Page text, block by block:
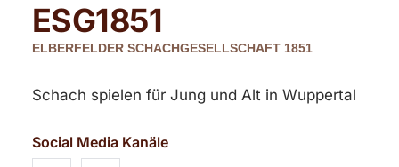
ESG1851
ELBERFELDER SCHACHGESELLSCHAFT 1851
Schach spielen für Jung und Alt in Wuppertal
Social Media Kanäle